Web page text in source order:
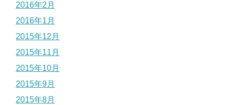
2016年2月
2016年1月
2015年12月
2015年11月
2015年10月
2015年9月
2015年8月